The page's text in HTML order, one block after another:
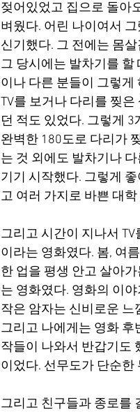
젖어있었고 집으로 돌아
벼웠다. 어린 나이여서
신기했다. 그 전에는 몸
그 당시에는 발차기를 할
이나 다른 분들이 그렇게
TV를 보거나 다리를 찢
던 적도 있었다. 그렇게
완벽한 180도로 다리가
는 것 외에도 발차기나
기기 시작했다. 그렇게
고 여러 가지로 바쁜 대
그리고 시간이 지나서
이라는 영화였다. 봄, 여
한 업을 평생 안고 살아
는 영화였다. 영화의 이
작은 암자는 신비로운
그리고 나에게는 영화
작들이 나와서 반갑기도
이었다. 선무도가 단순한
그리고 친구들과 종로를